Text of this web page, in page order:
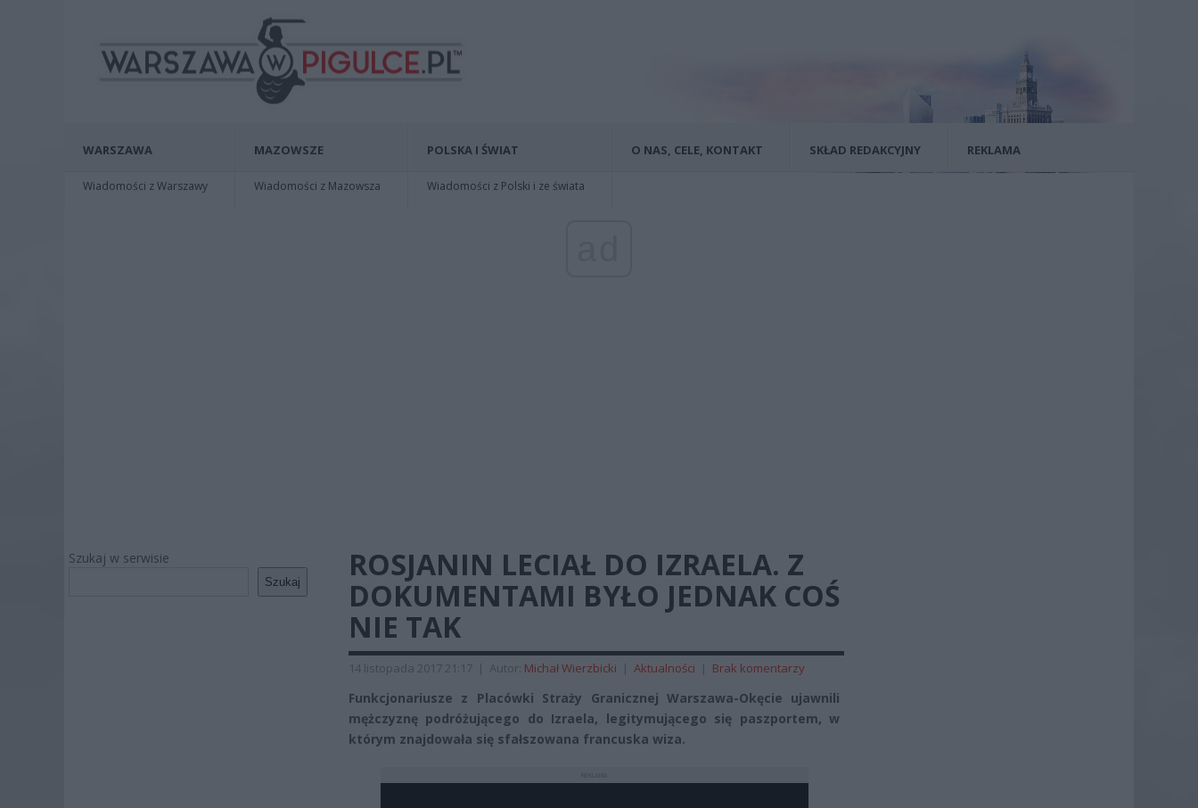
WARSZAWA
Wiadomości z Warszawy
MAZOWSZE
Wiadomości z Mazowsza
POLSKA I ŚWIAT
Wiadomości z Polski i ze świata
O NAS, CELE, KONTAKT SKŁAD REDAKCYJNY REKLAMA
Szukaj w serwisie
Szukaj
ROSJANIN LECIAŁ DO IZRAELA. Z
DOKUMENTAMI BYŁO JEDNAK COŚ
NIE TAK
14 listopada 2017 21:17 | Autor: Michał Wierzbicki | Aktualności | Brak komentarzy
Funkcjonariusze z Placówki Straży Granicznej Warszawa-Okęcie ujawnili
mężczyznę podróżującego do Izraela, legitymującego się paszportem, w
którym znajdowała się sfałszowana francuska wiza.